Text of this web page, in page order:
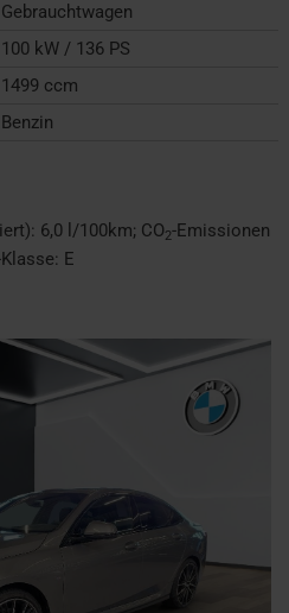
Gebrauchtwagen
100 kW / 136 PS
1499 ccm
Benzin
6,0 l/100km; CO2-Emissionen
E